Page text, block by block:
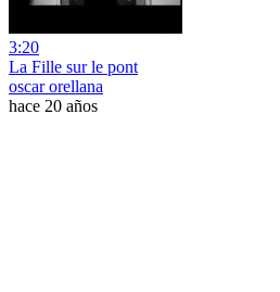
3:20
La Fille sur le pont
oscar orellana
hace 20 años